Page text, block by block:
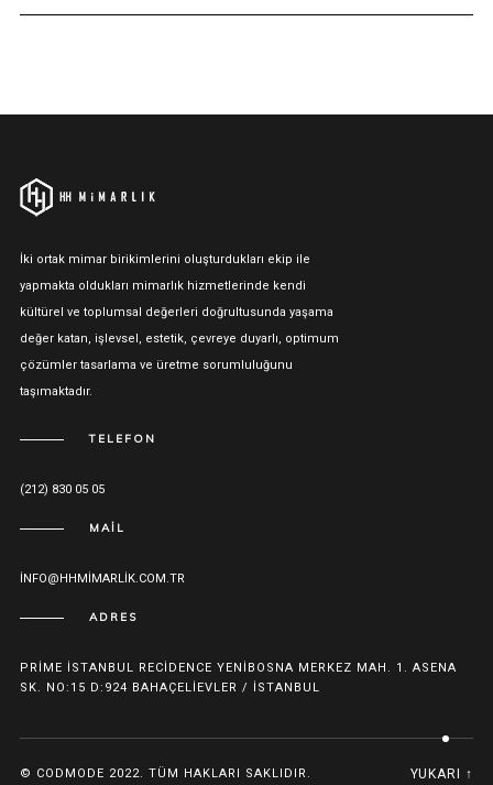
İki ortak mimar birikimlerini oluşturdukları ekip ile
yapmakta oldukları mimarlık hizmetlerinde kendi
kültürel ve toplumsal değerleri doğrultusunda yaşama
değer katan, işlevsel, estetik, çevreye duyarlı, optimum
çözümler tasarlama ve üretme sorumluluğunu
taşımaktadır.
TELEFON
(212) 830 05 05
MAIL
INFO@HHMIMARLIK.COM.TR
ADRES
PRIME İSTANBUL RECIDENCE YENIBOSNA MERKEZ MAH. 1. ASENA
SK. NO:15 D:924 BAHAÇELIEVLER / İSTANBUL
© CODMODE 2022. TÜM HAKLARI SAKLIDIR. YUKARI ↑